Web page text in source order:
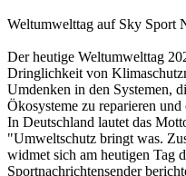
Weltumwelttag auf Sky Sport
Der heutige Weltumwelttag
Dringlichkeit von
Umdenken in den Systemen,
Ökosysteme zu reparieren
In Deutschland lautet das
"Umweltschutz bringt was.
widmet sich am heutigen Tag
Sportnachrichtensender